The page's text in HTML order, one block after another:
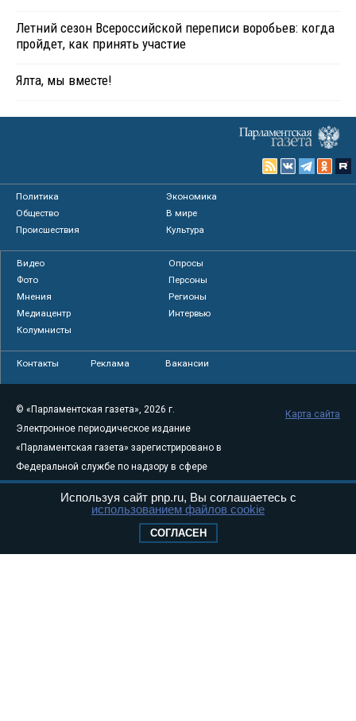
Летний сезон Всероссийской переписи воробьев: когда
пройдет, как принять участие
Ялта, мы вместе!
Политика
Экономика
Общество
В мире
Происшествия
Культура
Видео
Опросы
Фото
Персоны
Мнения
Регионы
Медиацентр
Интервью
Колумнисты
Контакты Реклама Вакансии
© «Парламентская газета», 2026 г.
Электронное периодическое издание
«Парламентская газета» зарегистрировано в
Федеральной службе по надзору в сфере
связи, информационных технологий и
массовых коммуникаций (Роскомнадзор) 05
Свидетельство о регистрации Эл № ФС77-
Карта сайта
Используя сайт pnp.ru, Вы соглашаетесь с
использованием файлов cookie
СОГЛАСЕН